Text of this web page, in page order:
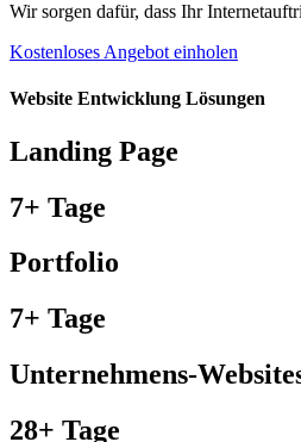
Wir sorgen dafür, dass Ihr
Kostenloses Angebot einholen
Website Entwicklung Lösungen
Landing Page
7+ Tage
Portfolio
7+ Tage
Unternehmens-
28+ Tage